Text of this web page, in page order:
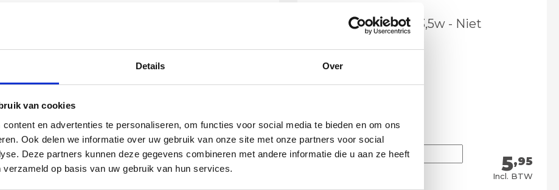
Details Over
van cookies
en advertenties te personaliseren, om functies voor social media te bieden en om ons
Ook delen we informatie over uw gebruik van onze site met onze partners voor social
Deze partners kunnen deze gegevens combineren met andere informatie die u aan ze heeft
op basis van uw gebruik van hun services.
betalen en
Yvonne
Wij hadden 2 lampen besteld
Philips LED lamp 3,5w - Niet
5,95
Incl. BTW